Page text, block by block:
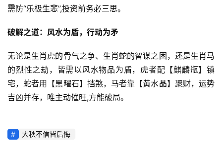
需防“乐极生悲”,投资前务必三思。
破解之道：风水为盾，行动为矛
无论是生肖虎的骨气之争、生肖蛇的智谋之困，还是生肖马
的烈性之劫，皆需以风水物品为盾，虎者配【麒麟瓶】镇
宅，蛇者用【黑曜石】挡煞，马者靠【黄水晶】聚财，运势
吉凶并存，唯主动催旺,方能破局。
大秋不信皆后悔